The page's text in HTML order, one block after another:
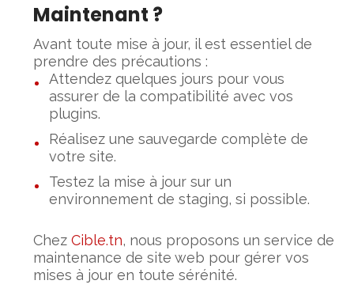
Maintenant ?
Avant toute mise à jour, il est essentiel de
prendre des précautions :
Attendez quelques jours pour vous
assurer de la compatibilité avec vos
plugins.
Réalisez une sauvegarde complète de
votre site.
Testez la mise à jour sur un
environnement de staging, si possible.
ChezCible.tn, nous proposons un service de
maintenance de site web pour gérer vos
mises à jour en toute sérénité.